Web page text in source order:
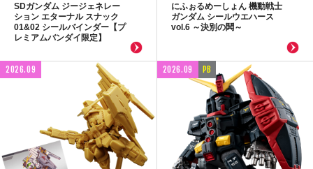
SDガンダム ジージェネレー
ション エターナル スナック
01&02 シールバインダー【プ
レミアムバンダイ限定】
にふぉるめーしょん 機動戦士
ガンダム シールウエハース
vol.6 ～決別の鬨～
2026.09 2026.09 PB